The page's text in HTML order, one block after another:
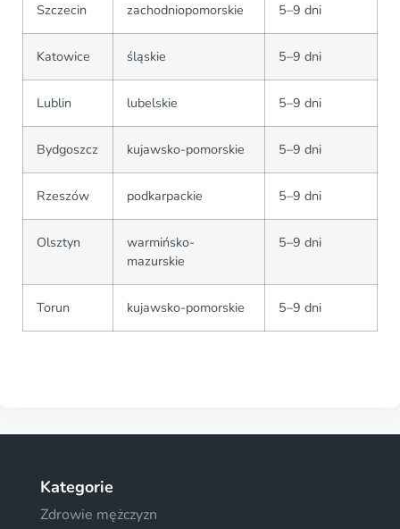
Szczecin zachodniopomorskie 5–9 dni
Katowice śląskie 5–9 dni
Lublin lubelskie 5–9 dni
Bydgoszcz kujawsko-pomorskie 5–9 dni
Rzeszów podkarpackie 5–9 dni
Olsztyn
warmińsko-
mazurskie
5–9 dni
Torun kujawsko-pomorskie 5–9 dni
Kategorie
Zdrowie mężczyzn